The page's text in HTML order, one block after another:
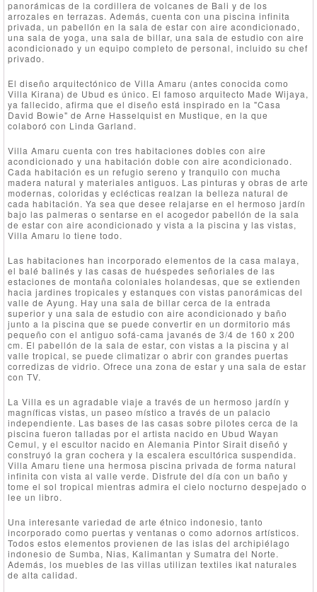
panorámicas de la cordillera de volcanes de Bali y de los
arrozales en terrazas. Además, cuenta con una piscina infinita
privada, un pabellón en la sala de estar con aire acondicionado,
una sala de yoga, una sala de billar, una sala de estudio con aire
acondicionado y un equipo completo de personal, incluido su chef
privado.
El diseño arquitectónico de Villa Amaru (antes conocida como
Villa Kirana) de Ubud es único. El famoso arquitecto Made Wijaya,
ya fallecido, afirma que el diseño está inspirado en la "Casa
David Bowie" de Arne Hasselquist en Mustique, en la que
colaboró ​​con Linda Garland.
Villa Amaru cuenta con tres habitaciones dobles con aire
acondicionado y una habitación doble con aire acondicionado.
Cada habitación es un refugio sereno y tranquilo con mucha
madera natural y materiales antiguos. Las pinturas y obras de arte
modernas, coloridas y eclécticas realzan la belleza natural de
cada habitación. Ya sea que desee relajarse en el hermoso jardín
bajo las palmeras o sentarse en el acogedor pabellón de la sala
de estar con aire acondicionado y vista a la piscina y las vistas,
Villa Amaru lo tiene todo.
Las habitaciones han incorporado elementos de la casa malaya,
el balé balinés y las casas de huéspedes señoriales de las
estaciones de montaña coloniales holandesas, que se extienden
hacia jardines tropicales y estanques con vistas panorámicas del
valle de Ayung. Hay una sala de billar cerca de la entrada
superior y una sala de estudio con aire acondicionado y baño
junto a la piscina que se puede convertir en un dormitorio más
pequeño con el antiguo sofá-cama javanés de 3/4 de 160 x 200
cm. El pabellón de la sala de estar, con vistas a la piscina y al
valle tropical, se puede climatizar o abrir con grandes puertas
corredizas de vidrio. Ofrece una zona de estar y una sala de estar
con TV.
La Villa es un agradable viaje a través de un hermoso jardín y
magníficas vistas, un paseo místico a través de un palacio
independiente. Las bases de las casas sobre pilotes cerca de la
piscina fueron talladas por el artista nacido en Ubud Wayan
Cemul, y el escultor nacido en Alemania Pintor Sirait diseñó y
construyó la gran cochera y la escalera escultórica suspendida.
Villa Amaru tiene una hermosa piscina privada de forma natural
infinita con vista al valle verde. Disfrute del día con un baño y
tome el sol tropical mientras admira el cielo nocturno despejado o
lee un libro.
Una interesante variedad de arte étnico indonesio, tanto
incorporado como puertas y ventanas o como adornos artísticos.
Todos estos elementos provienen de las islas del archipiélago
indonesio de Sumba, Nias, Kalimantan y Sumatra del Norte.
Además, los muebles de las villas utilizan textiles ikat naturales
de alta calidad.